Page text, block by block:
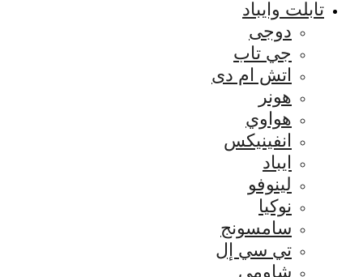
تابلت وايباد
دوجى
جي تاب
اتش ام دى
هونر
هواوي
انفينيكس
ايباد
لينوفو
نوكيا
سامسونج
تي سي إل
شاومي